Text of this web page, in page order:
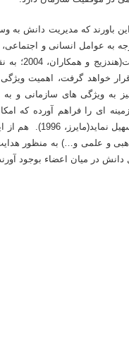
باورند که مدیریت دانش به
به عوامل انسانی و
خواهد گرفت، اهمیت
به ویژگی های سازمانی و
ای را فراهم آورده که
افرادی که عملکرد آنها متأثر از
و علمی و…) به منظور
میان اعضاء بوجود